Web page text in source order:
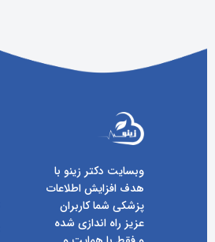
وبسایت دکتر زینو با
هدف افزایش اطلاعات
پزشکی شما کاربران
عزیز راه اندازی شده